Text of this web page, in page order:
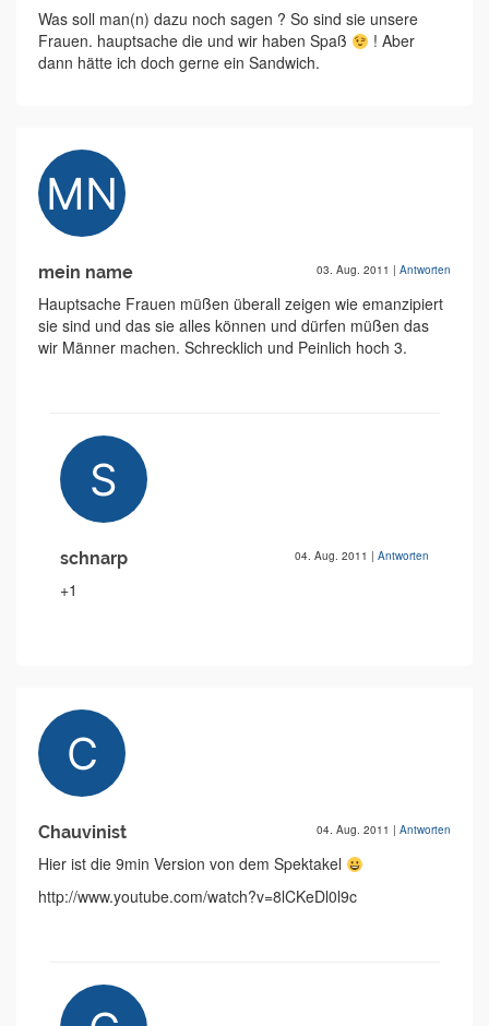
Was soll man(n) dazu noch sagen ? So sind sie unsere
Frauen. hauptsache die und wir haben Spaß
! Aber
dann hätte ich doch gerne ein Sandwich.
mein name 03. Aug. 2011 | Antworten
Hauptsache Frauen müßen überall zeigen wie emanzipiert
sie sind und das sie alles können und dürfen müßen das
wir Männer machen. Schrecklich und Peinlich hoch 3.
schnarp 04. Aug. 2011 | Antworten
+1
Chauvinist 04. Aug. 2011 | Antworten
Hier ist die 9min Version von dem Spektakel
http://www.youtube.com/watch?v=8lCKeDl0l9c